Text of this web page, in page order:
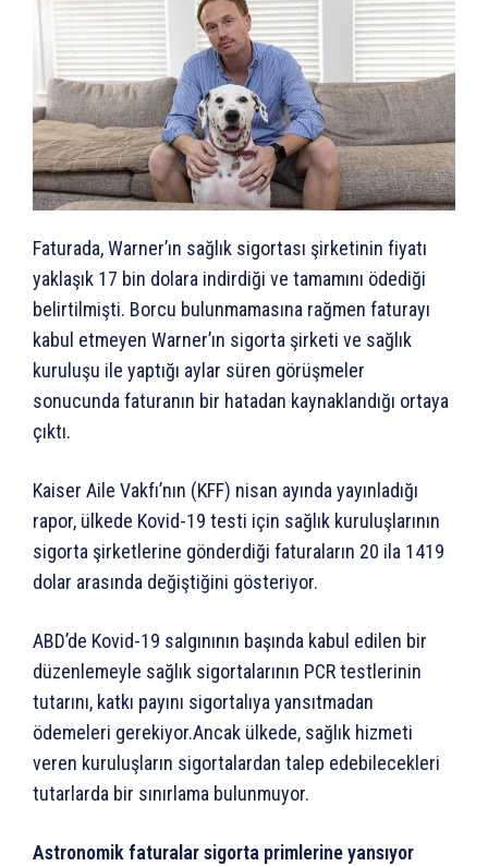
Faturada, Warner’ın sağlık sigortası şirketinin fiyatı
yaklaşık 17 bin dolara indirdiği ve tamamını ödediği
belirtilmişti. Borcu bulunmamasına rağmen faturayı
kabul etmeyen Warner’ın sigorta şirketi ve sağlık
kuruluşu ile yaptığı aylar süren görüşmeler
sonucunda faturanın bir hatadan kaynaklandığı ortaya
çıktı.
Kaiser Aile Vakfı’nın (KFF) nisan ayında yayınladığı
rapor, ülkede Kovid-19 testi için sağlık kuruluşlarının
sigorta şirketlerine gönderdiği faturaların 20 ila 1419
dolar arasında değiştiğini gösteriyor.
ABD’de Kovid-19 salgınının başında kabul edilen bir
düzenlemeyle sağlık sigortalarının PCR testlerinin
tutarını, katkı payını sigortalıya yansıtmadan
ödemeleri gerekiyor.Ancak ülkede, sağlık hizmeti
veren kuruluşların sigortalardan talep edebilecekleri
tutarlarda bir sınırlama bulunmuyor.
Astronomik faturalar sigorta primlerine yansıyor